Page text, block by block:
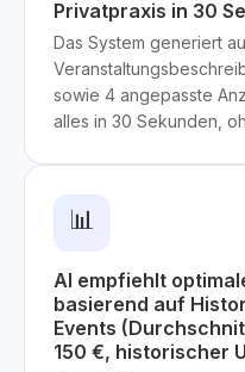
Privatpraxis in 30
Das System generiert
sowie 4 angepasste
alles in 30 Sekunden,
📊
AI empfiehlt
basierend auf
Events
150 €, historischer